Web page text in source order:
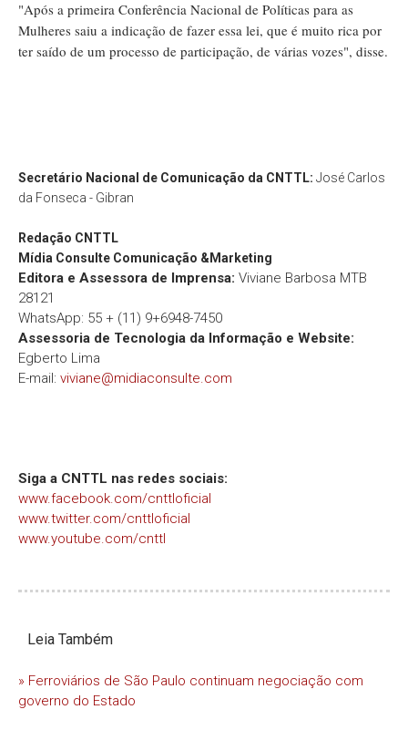
"Após a primeira Conferência Nacional de Políticas para as
Mulheres saiu a indicação de fazer essa lei, que é muito rica por
ter saído de um processo de participação, de várias vozes", disse.
Secretário Nacional de Comunicação da CNTTL: José Carlos
da Fonseca - Gibran
Redação CNTTL
Mídia Consulte Comunicação &Marketing
Editora e Assessora de Imprensa: Viviane Barbosa MTB
28121
WhatsApp: 55 + (11) 9+6948-7450
Assessoria de Tecnologia da Informação e Website:
Egberto Lima
E-mail: viviane@midiaconsulte.com
Siga a CNTTL nas redes sociais:
www.facebook.com/cnttloficial
www.twitter.com/cnttloficial
www.youtube.com/cnttl
Leia Também
» Ferroviários de São Paulo continuam negociação com
governo do Estado